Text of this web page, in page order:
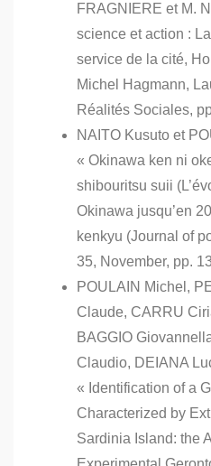
FRAGNIERE et M.
science et action :
service de la cité,
Michel Hagmann,
Réalités Sociales,
NAITO Kusuto et
« Okinawa ken ni
shibouritsu suii
Okinawa jusqu’en
kenkyu (Journal of
35, November, pp.
POULAIN Michel,
Claude, CARRU
BAGGIO
Claudio, DEIANA
« Identification of a
Characterized by
Sardinia Island: the